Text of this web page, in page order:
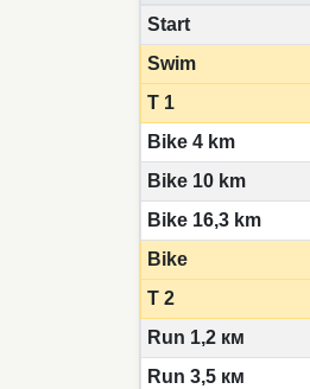
Start
Swim
T 1
Bike 4 km
Bike 10 km
Bike 16,3 km
Bike
T 2
Run 1,2 км
Run 3,5 км